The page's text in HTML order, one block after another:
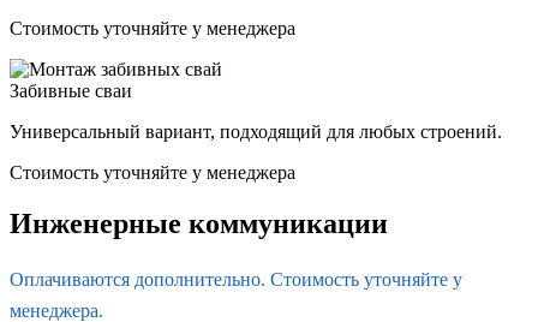
Стоимость уточняйте у менеджера
Забивные сваи
Универсальный вариант, подходящий для любых строений.
Стоимость уточняйте у менеджера
Инженерные коммуникации
Оплачиваются дополнительно. Стоимость уточняйте у
менеджера.